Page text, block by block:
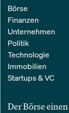
Börse
Finanzen
Unternehmen
Politik
Technologie
Immobilien
Startups & VC
Der Börse